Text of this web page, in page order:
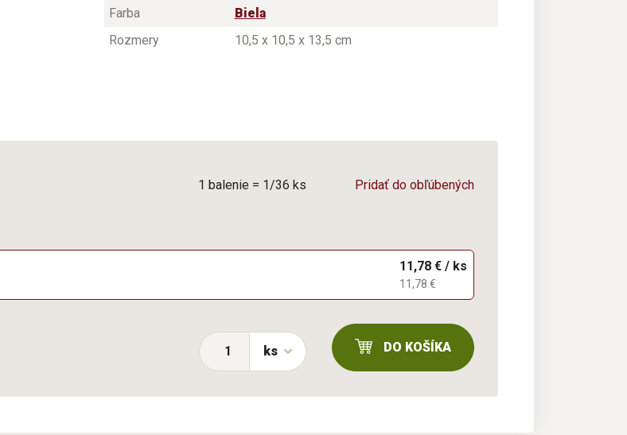
Farba
Biela
Rozmery
10,5 x 10,5 x 13,5 cm
1 balenie = 1/36 ks Pridať do obľúbených
11,78 € / ks
11,78 €
ks DO KOŠÍKA